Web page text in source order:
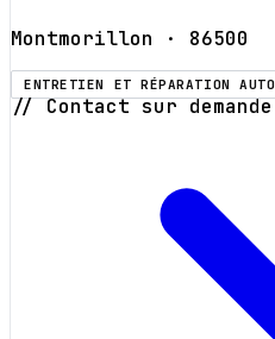
Montmorillon · 86500
ENTRETIEN ET RÉPARATION AUTO
// Contact sur demande